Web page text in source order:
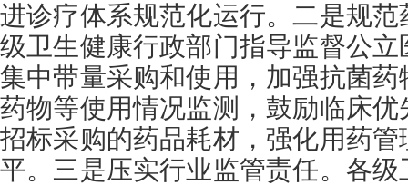
进诊疗体系规范化运行。二是规
级卫生健康行政部门指导监督公
集中带量采购和使用，加强抗菌
药物等使用情况监测，鼓励临床
招标采购的药品耗材，强化用药
平。三是压实行业监管责任。各